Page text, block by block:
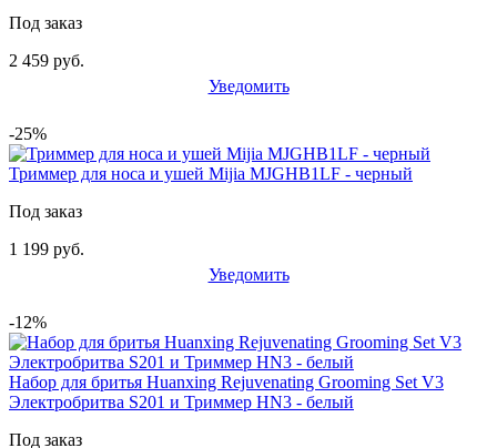
Под заказ
2 459 руб.
Уведомить
-25%
Триммер для носа и ушей Mijia MJGHB1LF - черный
Под заказ
1 199 руб.
Уведомить
-12%
Набор для бритья Huanxing Rejuvenating Grooming Set V3
Электробритва S201 и Триммер HN3 - белый
Под заказ